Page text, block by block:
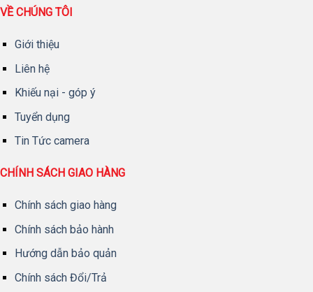
VỀ CHÚNG TÔI
Giới thiệu
Liên hệ
Khiếu nại - góp ý
Tuyển dụng
Tin Tức camera
CHÍNH SÁCH GIAO HÀNG
Chính sách giao hàng
Chính sách bảo hành
Hướng dẫn bảo quản
Chính sách Đổi/Trả